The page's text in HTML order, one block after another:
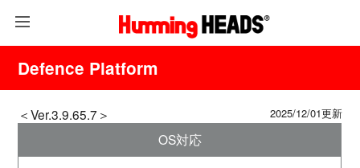
Defence Platform
＜Ver.3.9.65.7＞ 2025/12/01更新
OS対応